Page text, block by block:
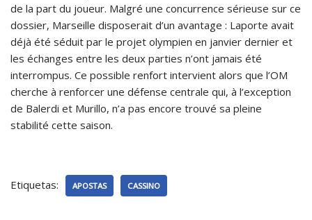
de la part du joueur. Malgré une concurrence sérieuse sur ce
dossier, Marseille disposerait d’un avantage : Laporte avait
déjà été séduit par le projet olympien en janvier dernier et
les échanges entre les deux parties n’ont jamais été
interrompus. Ce possible renfort intervient alors que l’OM
cherche à renforcer une défense centrale qui, à l’exception
de Balerdi et Murillo, n’a pas encore trouvé sa pleine
stabilité cette saison.
Etiquetas: APOSTAS CASSINO